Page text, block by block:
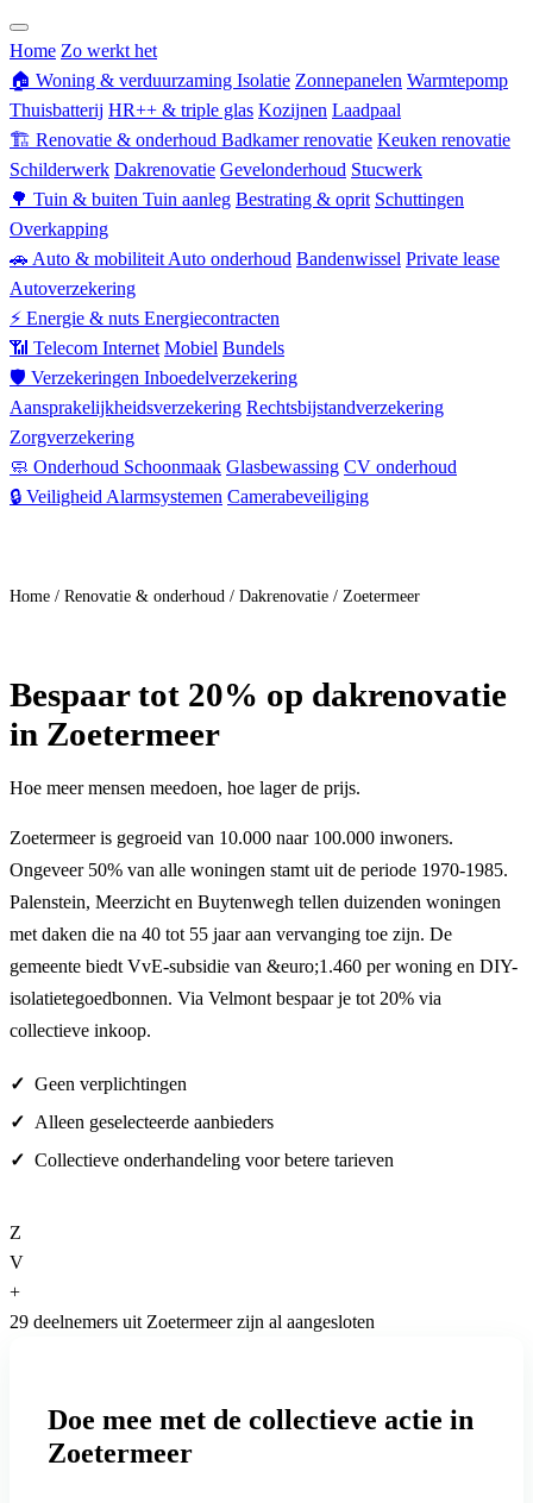
Home Zo werkt het
🏠 Woning & verduurzaming Isolatie Zonnepanelen Warmtepomp
Thuisbatterij HR++ & triple glas Kozijnen Laadpaal
🏗 Renovatie & onderhoud Badkamer renovatie Keuken renovatie
Schilderwerk Dakrenovatie Gevelonderhoud Stucwerk
🌳 Tuin & buiten Tuin aanleg Bestrating & oprit Schuttingen
Overkapping
🚗 Auto & mobiliteit Auto onderhoud Bandenwissel Private lease
Autoverzekering
⚡ Energie & nuts Energiecontracten
📶 Telecom Internet Mobiel Bundels
🛡 Verzekeringen Inboedelverzekering
Aansprakelijkheidsverzekering Rechtsbijstandverzekering
Zorgverzekering
🧼 Onderhoud Schoonmaak Glasbewassing CV onderhoud
🔒 Veiligheid Alarmsystemen Camerabeveiliging
Home / Renovatie & onderhoud / Dakrenovatie / Zoetermeer
Bespaartot 20% op dakrenovatie
in Zoetermeer
Hoe meer mensen meedoen, hoe lager de prijs.
Zoetermeer is gegroeid van 10.000 naar 100.000 inwoners.
Ongeveer 50% van alle woningen stamt uit de periode 1970-1985.
Palenstein, Meerzicht en Buytenwegh tellen duizenden woningen
met daken die na 40 tot 55 jaar aan vervanging toe zijn. De
gemeente biedt VvE-subsidie van &euro;1.460 per woning en DIY-
isolatietegoedbonnen. Via Velmont bespaar je tot 20% via
collectieve inkoop.
Geen verplichtingen
Alleen geselecteerde aanbieders
Collectieve onderhandeling voor betere tarieven
Z
V
+
29 deelnemers uit Zoetermeer zijn al aangesloten
Doe mee met de collectieve actie in
Zoetermeer